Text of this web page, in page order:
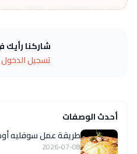
شاركنا
تسجيل الدخول
أحدث الوصفات
طريقة عمل سوفليه
2026-07-08